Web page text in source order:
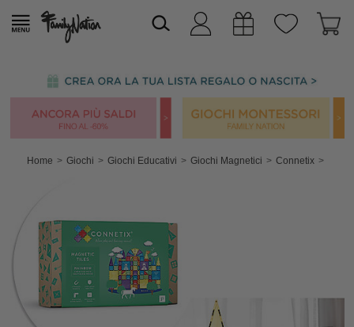
Home Giochi Giochi Educativi Giochi Magnetici Connetix